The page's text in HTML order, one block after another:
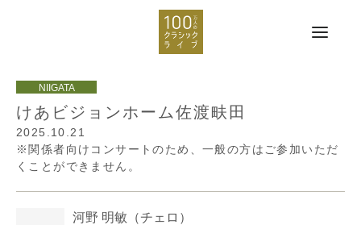
けあビジョンホーム佐渡畉田
2025.10.21
※関係者向けコンサートのため、一般の方はご参加いただ
くことができません。
河野 明敏 （チェロ）